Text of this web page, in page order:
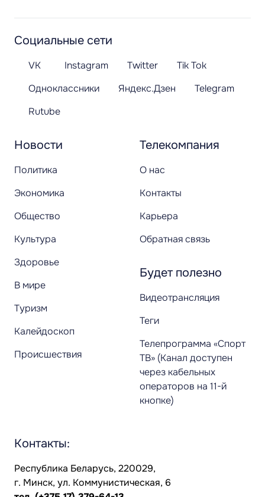
Новости
Политика
Экономика
Общество
Культура
Здоровье
В мире
Туризм
Калейдоскоп
Происшествия
Телекомпания
О нас
Контакты
Карьера
Обратная связь
Будет полезно
Видеотрансляция
Теги
Телепрограмма «Спорт
ТВ» (Канал доступен
через кабельных
операторов на 11-й
кнопке)
Социальные сети
VK Instagram Twitter
Tik Tok
Одноклассники
Яндекс.Дзен
Telegram
Rutube
Контакты:
Республика Беларусь, 220029,
г. Минск, ул. Коммунистическая, 6